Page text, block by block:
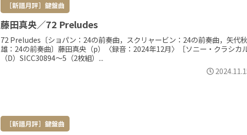
［新譜月評］鍵盤曲
藤田真央／72 Preludes
72 Preludes〔ショパン：24の前奏曲，スクリャービン：24の前奏曲，矢代秋
雄：24の前奏曲〕藤田真央（p）〈録音：2024年12月〉［ソニー・クラシカ
（D）SICC30894～5（2枚組）...
［新譜月評］鍵盤曲